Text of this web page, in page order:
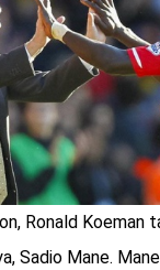
Ronald Koeman
Sadio Mane.